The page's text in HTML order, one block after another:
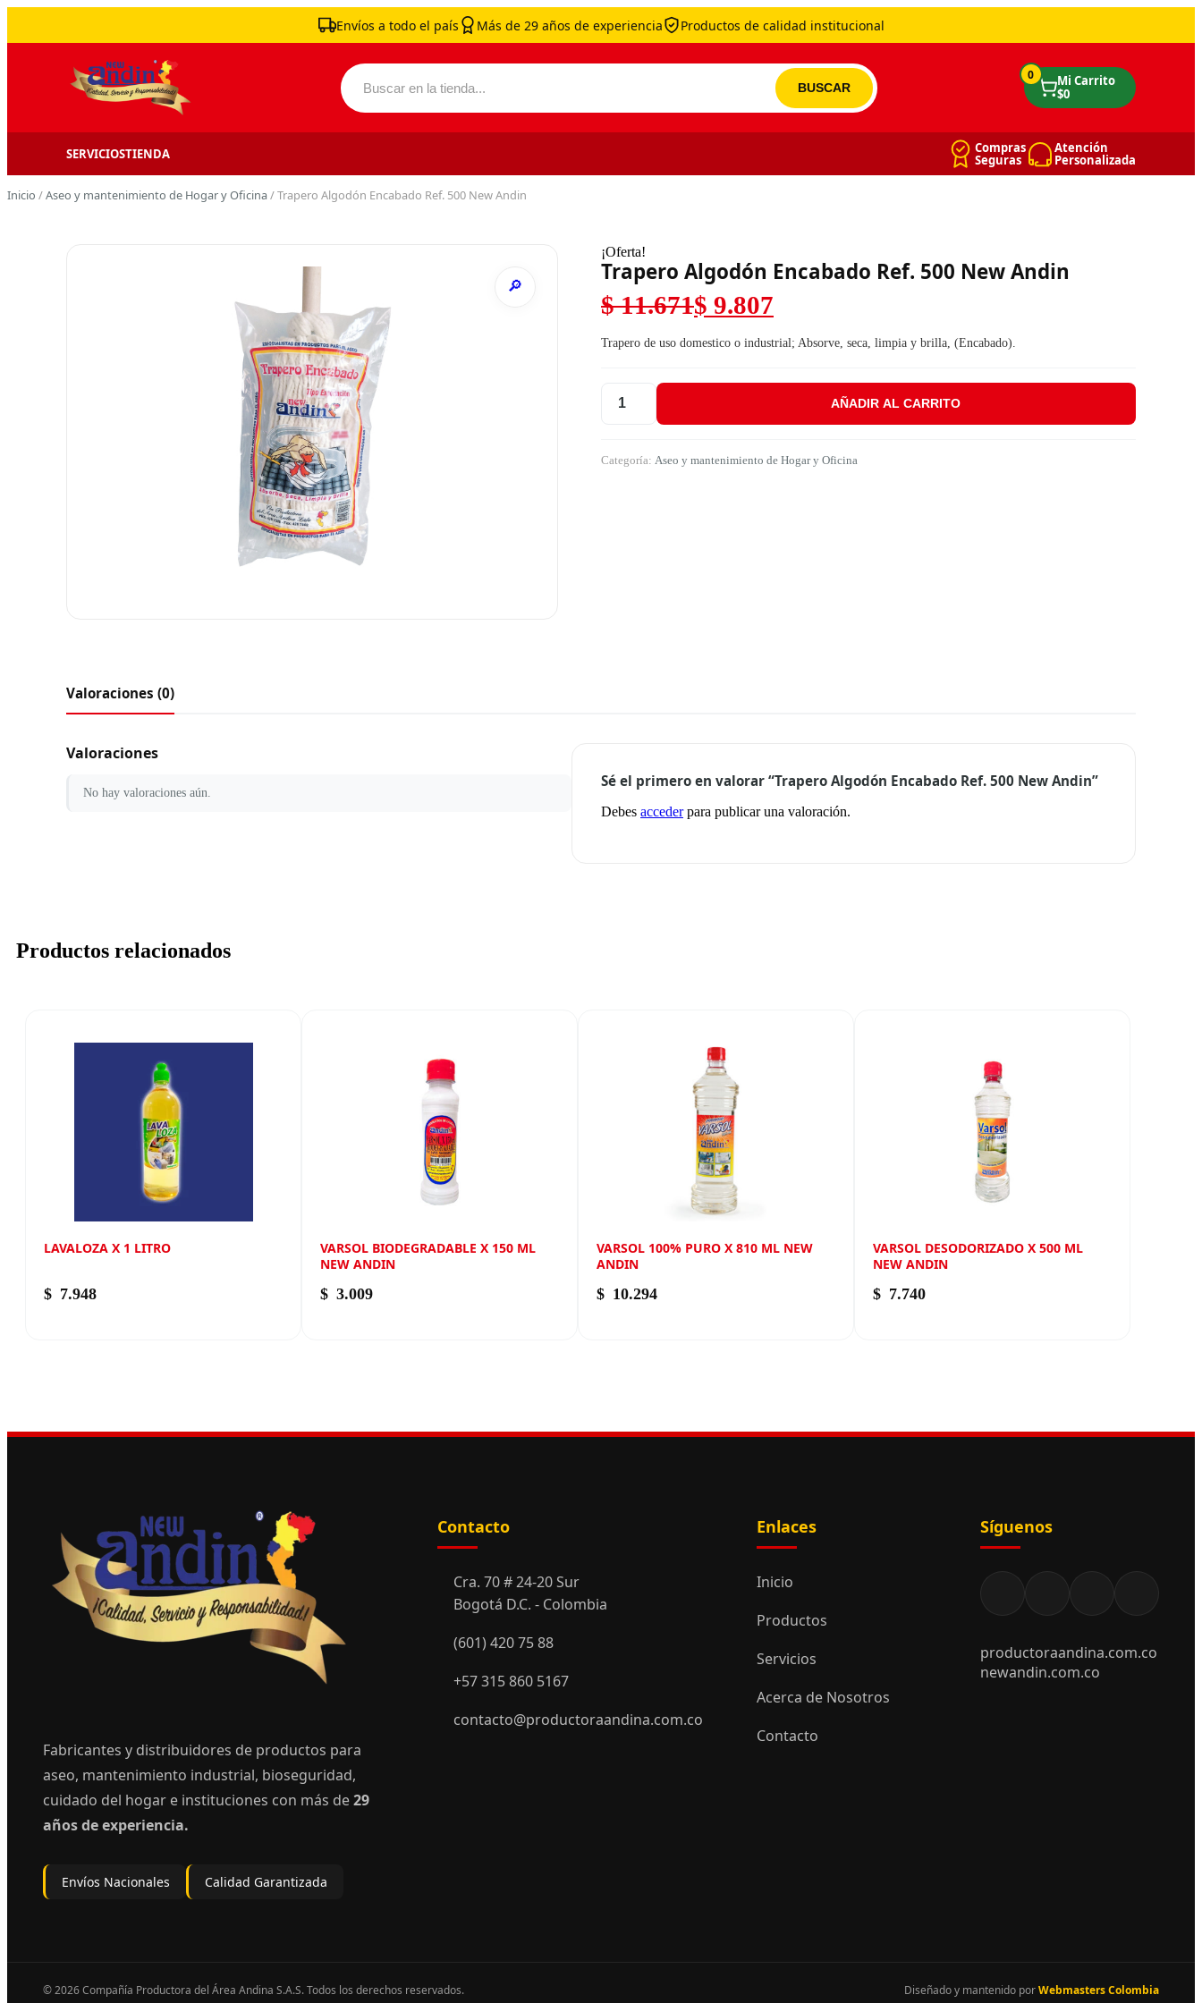
Envíos a todo el país Más de 29 años de experiencia Productos de calidad institucional
Buscar por: 0
SERVICIOSTIENDA Compras
Seguras
Atención
Personalizada
Inicio /Aseo y mantenimiento de Hogar y Oficina / Trapero Algodón Encabado Ref. 500 New Andin
¡Oferta!
Trapero Algodón Encabado Ref. 500 New Andin
$11.671
El precio original era: $ 11.671.
$ 9.807
El precio actual es: $ 9.807.
Trapero de uso domestico o industrial; Absorve, seca, limpia y brilla, (Encabado).
Trapero Algodón Encabado Ref. 500 New Andin cantidad
AÑADIR AL CARRITO
Categoría: Aseo y mantenimiento de Hogar y Oficina
Valoraciones (0)
Valoraciones
No hay valoraciones aún.
Sé el primero en valorar “Trapero Algodón Encabado Ref. 500 New Andin”
Debes accederpara publicar una valoración.
Productos relacionados
LAVALOZA X 1 LITRO
$ 7.948
VARSOL BIODEGRADABLE X 150 ML
NEW ANDIN
$ 3.009
VARSOL 100% PURO X 810 ML NEW
ANDIN
$ 10.294
VARSOL DESODORIZADO X 500 ML
NEW ANDIN
$ 7.740
Fabricantes y distribuidores de productos para
aseo, mantenimiento industrial, bioseguridad,
cuidado del hogar e instituciones con más de29
años de experiencia.
Envíos Nacionales Calidad Garantizada
Contacto
Cra. 70 # 24-20 Sur
Bogotá D.C. - Colombia
(601) 420 75 88
+57 315 860 5167
contacto@productoraandina.com.co
Enlaces
Inicio
Productos
Servicios
Acerca de Nosotros
Contacto
Síguenos
productoraandina.com.co
newandin.com.co
© 2026 Compañía Productora del Área Andina S.A.S. Todos los derechos reservados. Diseñado y mantenido porWebmasters Colombia